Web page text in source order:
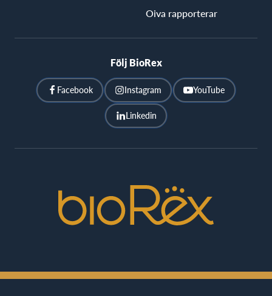
Oiva rapporterar
Följ BioRex
Facebook Instagram YouTube
Linkedin
Cinemas